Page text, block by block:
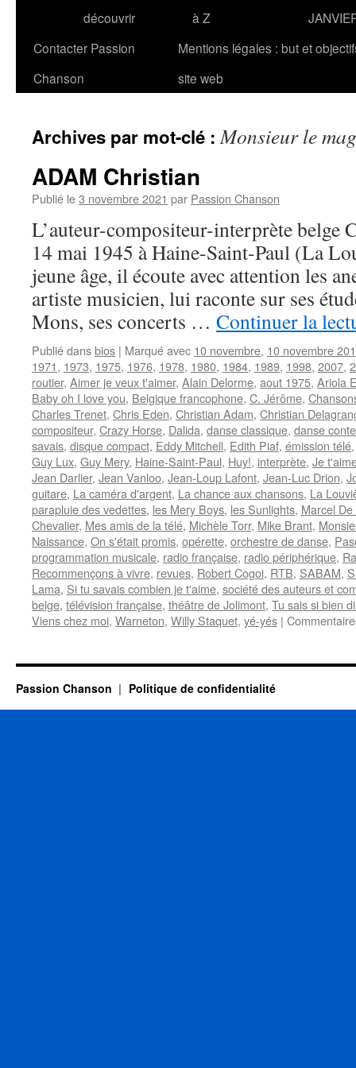
découvrir
à Z
Contacter Passion
Chanson
Mentions légales : but et
site web
Archives par mot-clé :Monsieur le
ADAM Christian
Publié le3 novembre 2021 par Passion Chanson
L’auteur-compositeur-interprète
14 mai 1945 à Haine-Saint-Paul (La
jeune âge, il écoute avec attention les
artiste musicien, lui raconte sur ses
Mons, ses concerts … Continuer la
Publié dansbios | Marqué avec 10 novembre, 10 novembre
1971, 1973, 1975, 1976, 1978, 1980, 1984, 1989, 1998, 2007,
routier, Aimer je veux t'aimer, Alain Delorme, aout 1975, Ariola
Baby oh I love you, Belgique francophone, C. Jérôme,
Charles Trenet, Chris Eden, Christian Adam, Christian
compositeur, Crazy Horse, Dalida, danse classique, danse
savais, disque compact, Eddy Mitchell, Edith Piaf, émission télé
Guy Lux, Guy Mery, Haine-Saint-Paul, Huy!, interprète, Je
Jean Darlier, Jean Vanloo, Jean-Loup Lafont, Jean-Luc Drion,
guitare, La caméra d'argent, La chance aux chansons, La
parapluie des vedettes, les Mery Boys, les Sunlights, Marcel
Chevalier, Mes amis de la télé, Michèle Torr, Mike Brant,
Naissance, On s'était promis, opérette, orchestre de danse,
programmation musicale, radio française, radio périphérique,
Recommençons à vivre, revues, Robert Cogoi, RTB, SABAM,
Lama, Si tu savais combien je t'aime, société des auteurs et
belge, télévision française, théâtre de Jolimont, Tu sais si bien
Viens chez moi, Warneton, Willy Staquet, yé-yés |
Passion Chanson Politique de confidentialité